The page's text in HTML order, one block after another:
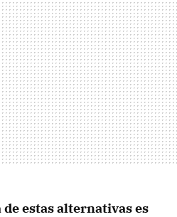
estas alternativas es